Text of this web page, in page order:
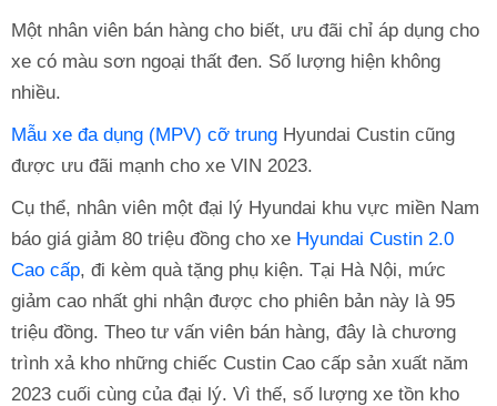
Một nhân viên bán hàng cho biết, ưu đãi chỉ áp dụng cho
xe có màu sơn ngoại thất đen. Số lượng hiện không
nhiều.
Mẫu xe đa dụng (MPV) cỡ trung Hyundai Custin cũng
được ưu đãi mạnh cho xe VIN 2023.
Cụ thể, nhân viên một đại lý Hyundai khu vực miền Nam
báo giá giảm 80 triệu đồng cho xe Hyundai Custin 2.0
Cao cấp, đi kèm quà tặng phụ kiện. Tại Hà Nội, mức
giảm cao nhất ghi nhận được cho phiên bản này là 95
triệu đồng. Theo tư vấn viên bán hàng, đây là chương
trình xả kho những chiếc Custin Cao cấp sản xuất năm
2023 cuối cùng của đại lý. Vì thế, số lượng xe tồn kho